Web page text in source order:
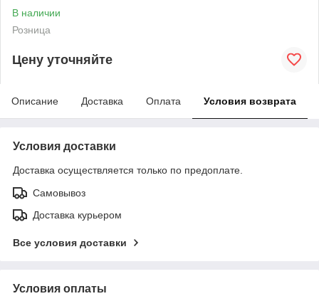
В наличии
Розница
Цену уточняйте
Описание Доставка Оплата Условия возврата
Условия доставки
Доставка осуществляется только по предоплате.
Самовывоз
Доставка курьером
Все условия доставки
Условия оплаты